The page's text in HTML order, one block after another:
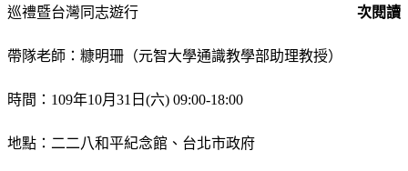
次閱讀
巡禮暨台灣同志遊行
帶隊老師： 糠明珊（元智大學通識教學部助理教授）
時間：109年10月31日(六) 09:00-18:00
地點：二二八和平紀念館、台北市政府